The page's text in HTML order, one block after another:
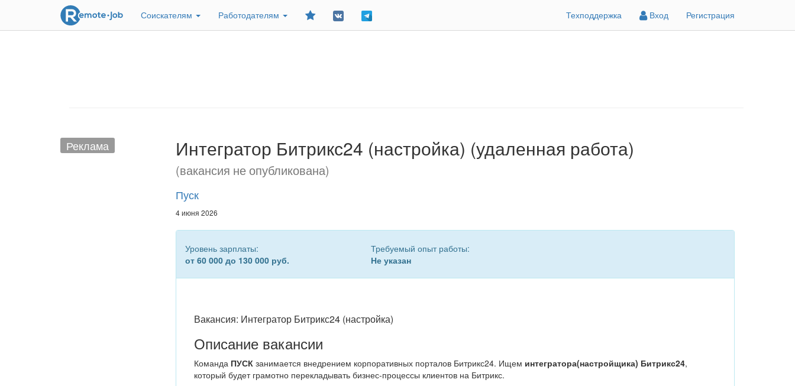
Соискателям Работодателям
Добавить
Техподдержка Вход Регистрация
Реклама Интегратор Битрикс24 (настройка) (удаленная работа)
(вакансия не опубликована)
Пуск
4 июня 2026
Уровень зарплаты:
от 60 000 до 130 000 руб.
Требуемый опыт работы:
Не указан
Вакансия: Интегратор Битрикс24 (настройка)
Описание вакансии
Команда ПУСК занимается внедрением корпоративных порталов Битрикс24. Ищем интегратора(настройщика) Битрикс24,
который будет грамотно перекладывать бизнес-процессы клиентов на Битрикс.